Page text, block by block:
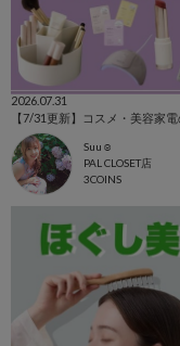
2026.07.31
Suu☺︎
PAL CLOSET店
3COINS